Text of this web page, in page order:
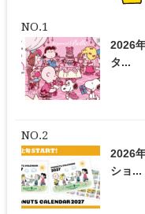
2026
タ...
2026
ショ...